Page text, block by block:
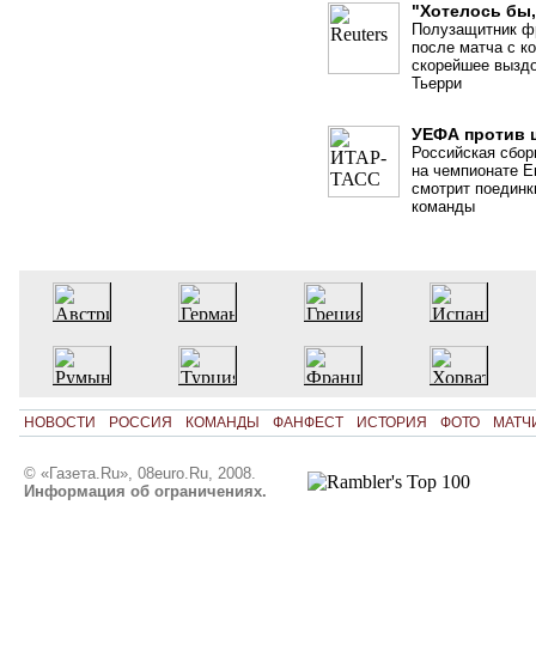
"Хотелось
Полузащитник
после матча с
скорейшее
Тьерри
УЕФА против
Российская
на чемпионате
смотрит
команды
НОВОСТИ РОССИЯ КОМАНДЫ ФАНФЕСТ ИСТОРИЯ ФОТО
© «Газета.Ru», 08euro.Ru, 2008.
Информация об ограничениях.